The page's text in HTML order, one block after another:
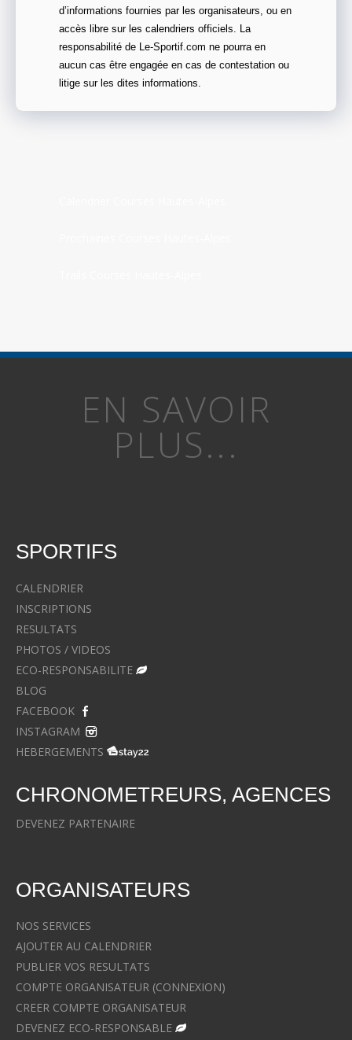
d’informations fournies par les organisateurs, ou en
accès libre sur les calendriers officiels. La
responsabilité de Le-Sportif.com ne pourra en
aucun cas être engagée en cas de contestation ou
litige sur les dites informations.
EN SAVOIR
PLUS...
SPORTIFS
CALENDRIER
INSCRIPTIONS
RESULTATS
PHOTOS / VIDEOS
ECO-RESPONSABILITE
BLOG
FACEBOOK
INSTAGRAM
HEBERGEMENTS
CHRONOMETREURS, AGENCES
DEVENEZ PARTENAIRE
ORGANISATEURS
NOS SERVICES
AJOUTER AU CALENDRIER
PUBLIER VOS RESULTATS
COMPTE ORGANISATEUR (CONNEXION)
CREER COMPTE ORGANISATEUR
DEVENEZ ECO-RESPONSABLE